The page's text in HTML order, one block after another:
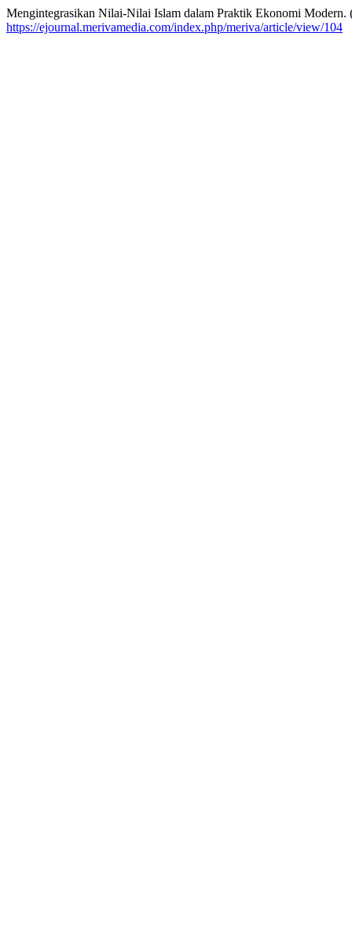
Mengintegrasikan Nilai-Nilai Islam dalam Praktik Ekonomi Modern.
https://ejournal.merivamedia.com/index.php/meriva/article/view/104